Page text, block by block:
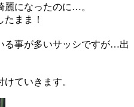
麗になったのに…。
まま！
る事が多いサッシですが…出
ていきます。